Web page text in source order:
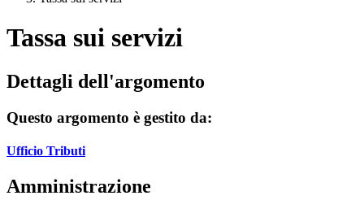
Tassa sui servizi
Dettagli dell'argomento
Questo argomento è gestito da:
Ufficio Tributi
Amministrazione